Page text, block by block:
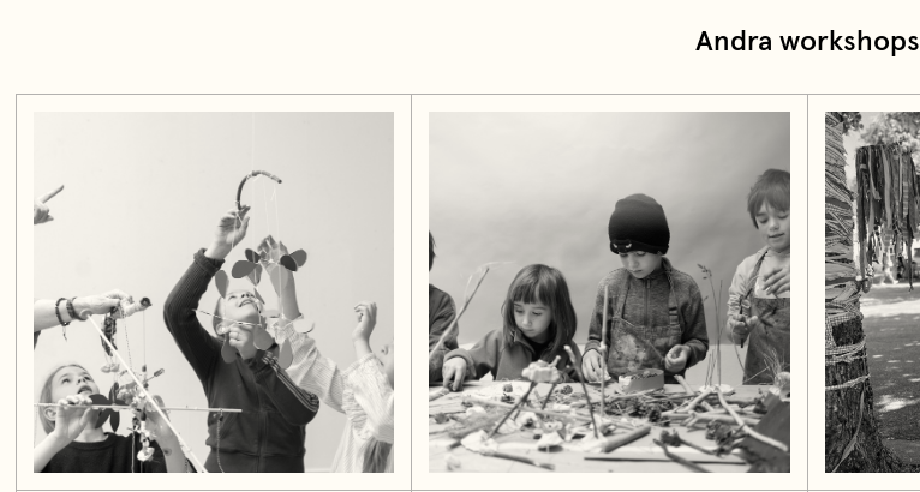
Andra workshops